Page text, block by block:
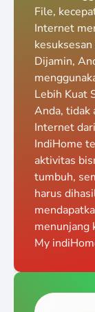
File,
Internet
Dijamin,
Lebih Kuat
Anda, tidak
Internet
IndiHome
aktivitas
tumbuh,
harus
menunjang
My